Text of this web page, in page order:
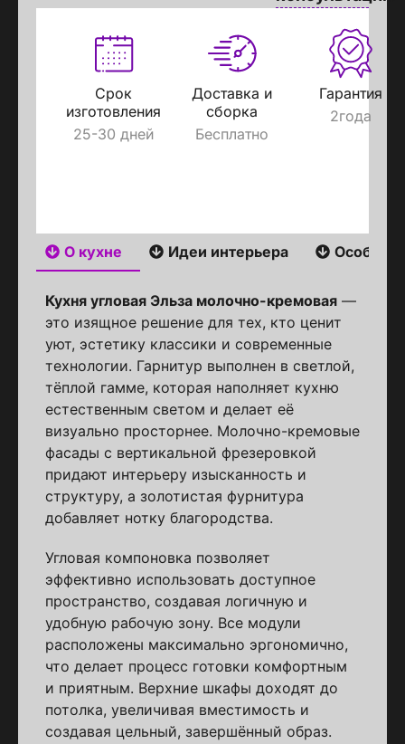
Срок
изготовления
25-30 дней
Доставка и
сборка
Бесплатно
Гарантия
2года
О кухне Идеи интерьера
Кухня угловая Эльза молочно-кремовая —
это изящное решение для тех, кто ценит
уют, эстетику классики и современные
технологии. Гарнитур выполнен в светлой,
тёплой гамме, которая наполняет кухню
естественным светом и делает её
визуально просторнее. Молочно-кремовые
фасады с вертикальной фрезеровкой
придают интерьеру изысканность и
структуру, а золотистая фурнитура
добавляет нотку благородства.
Угловая компоновка позволяет
эффективно использовать доступное
пространство, создавая логичную и
удобную рабочую зону. Все модули
расположены максимально эргономично,
что делает процесс готовки комфортным
и приятным. Верхние шкафы доходят до
потолка, увеличивая вместимость и
создавая цельный, завершённый образ.